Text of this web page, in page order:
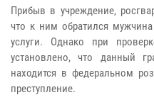
Прибыв в учреждение,
что к ним обратился
услуги. Однако при
установлено, что данный
находится в федеральном
преступление.